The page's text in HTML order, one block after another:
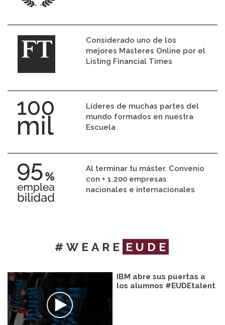
Considerado uno de los
mejores Másteres Online por el
Listing Financial Times
Líderes de muchas partes del
mundo formados en nuestra
Escuela
Al terminar tu máster. Convenio
con + 1.200 empresas
nacionales e internacionales
#WEARE EUDE
IBM abre sus puertas a
los alumnos #EUDEtalent